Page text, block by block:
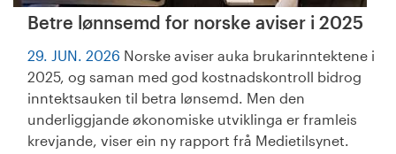
Betre lønnsemd for norske aviser i 2025
29. JUN. 2026 Norske aviser auka brukarinntektene i
2025, og saman med god kostnadskontroll bidrog
inntektsauken til betra lønsemd. Men den
underliggjande økonomiske utviklinga er framleis
krevjande, viser ein ny rapport frå Medietilsynet.